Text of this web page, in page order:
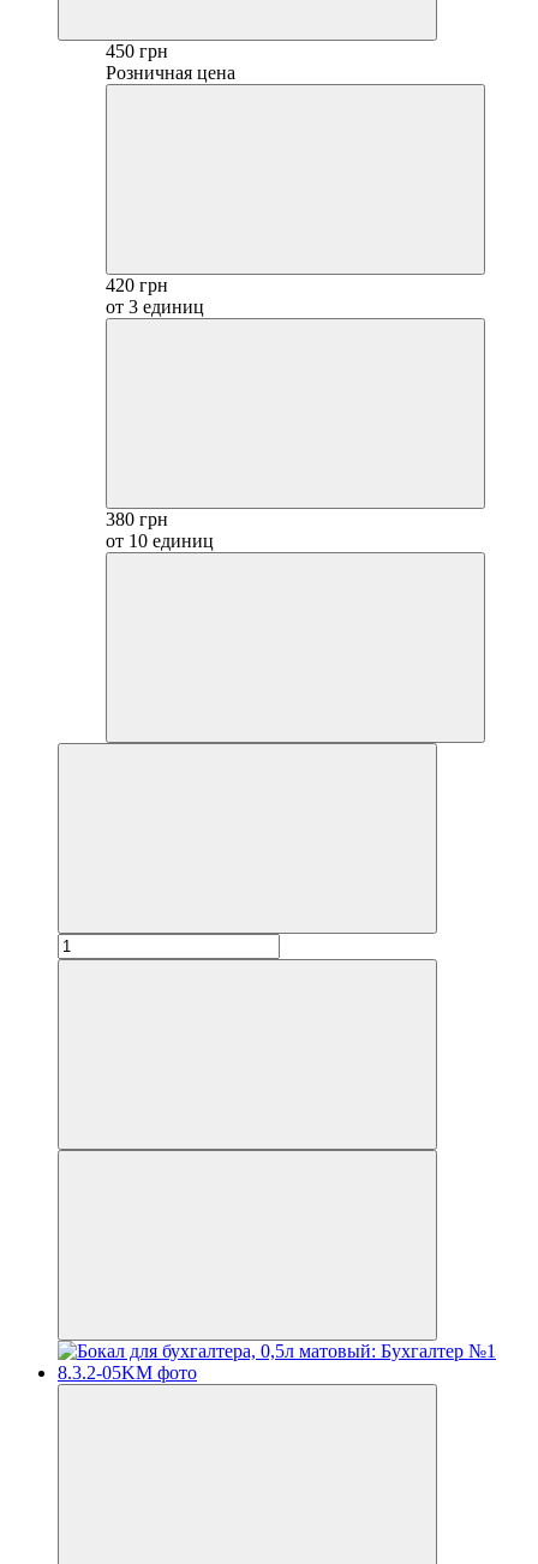
450 грн
Розничная цена
420 грн
от 3 единиц
380 грн
от 10 единиц